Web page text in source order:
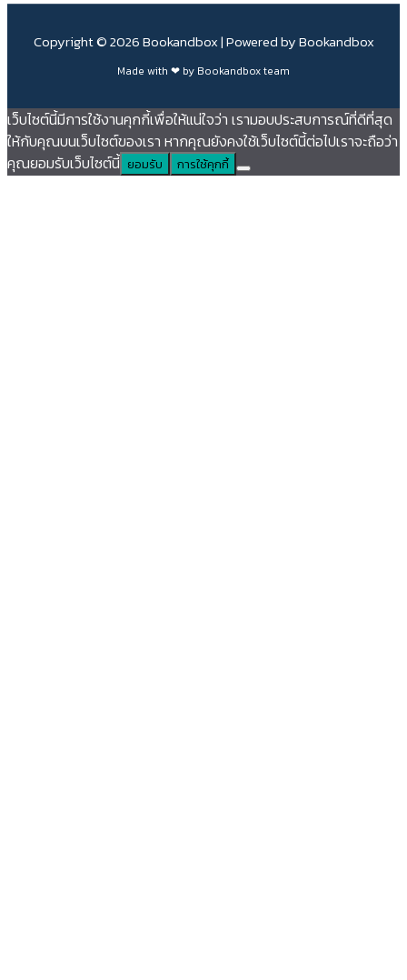
Copyright © 2026 Bookandbox | Powered by Bookandbox
Made with ❤ by Bookandbox team
เว็บไซต์นี้มีการใช้งานคุกกี้เพื่อให้แน่ใจว่า เรามอบประสบการณ์ที่ดีที่สุด
ให้กับคุณบนเว็บไซต์ของเรา หากคุณยังคงใช้เว็บไซต์นี้ต่อไปเราจะถือว่า
คุณยอมรับเว็บไซต์นี้ ยอมรับ การใช้คุกกี้